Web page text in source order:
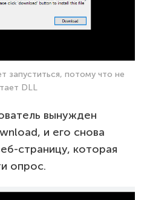
запуститься, потому что не
DLL
вынужден
и его снова
страницу, которая
опрос.